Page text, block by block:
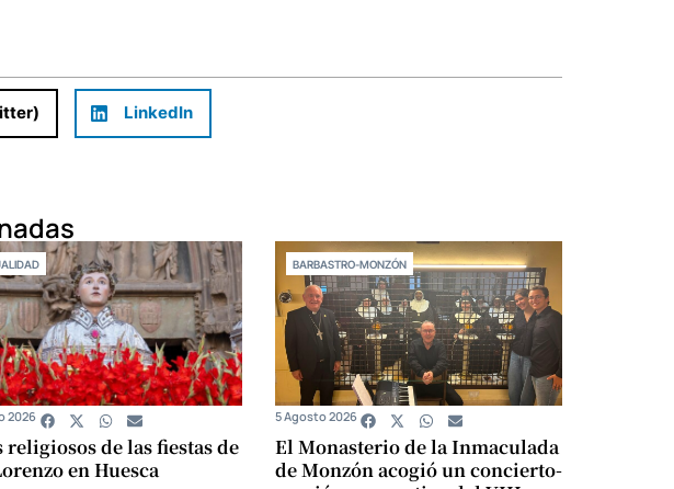
LinkedIn
religiosos de las fiestas de
en Huesca
2026
BARBASTRO-MONZÓN
El Monasterio de la Inmaculada
de Monzón acogió un concierto-
5 Agosto 2026